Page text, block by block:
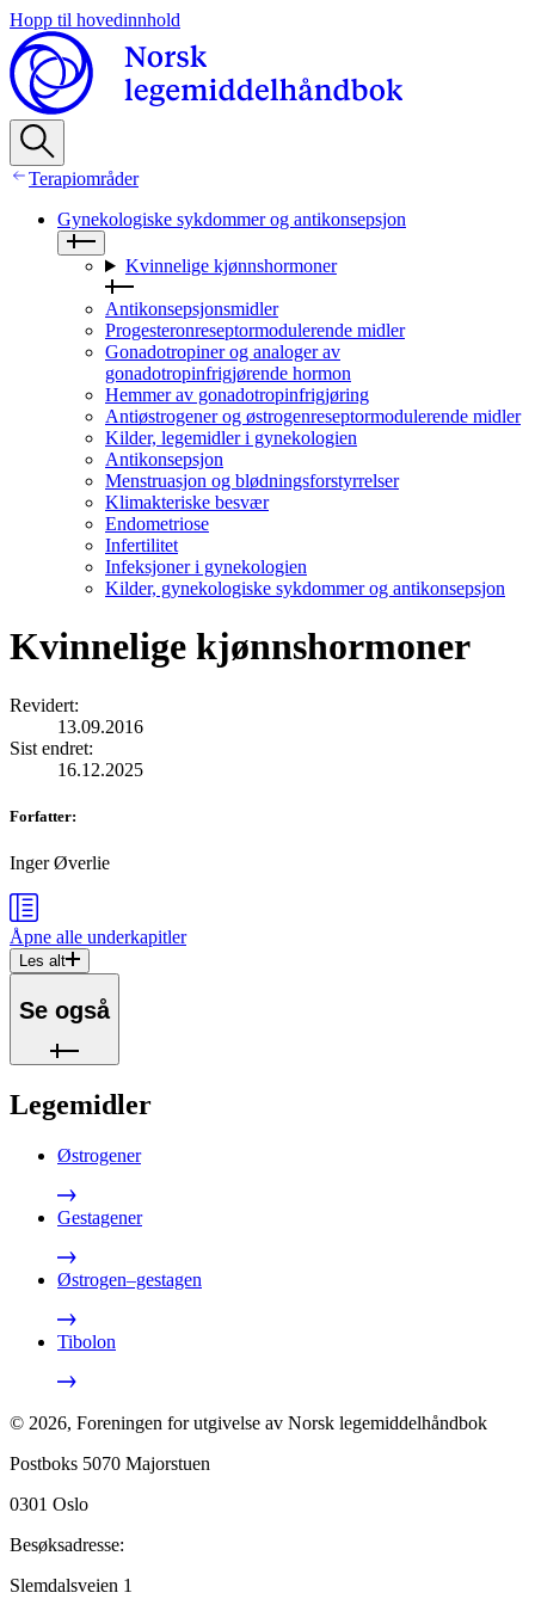
Hopp til hovedinnhold
Terapiområder
Gynekologiske sykdommer og antikonsepsjon
Kvinnelige kjønnshormoner
Antikonsepsjonsmidler
Progesteronreseptormodulerende midler
Gonadotropiner og analoger av
gonadotropinfrigjørende hormon
Hemmer av gonadotropinfrigjøring
Antiøstrogener og østrogenreseptormodulerende midler
Kilder, legemidler i gynekologien
Antikonsepsjon
Menstruasjon og blødningsforstyrrelser
Klimakteriske besvær
Endometriose
Infertilitet
Infeksjoner i gynekologien
Kilder, gynekologiske sykdommer og antikonsepsjon
Kvinnelige kjønnshormoner
Revidert:
13.09.2016
Sist endret:
16.12.2025
Forfatter:
Inger Øverlie
Åpne alle underkapitler
Les alt
Se også
Legemidler
Østrogener
Gestagener
Østrogen–gestagen
Tibolon
© 2026, Foreningen for utgivelse av Norsk legemiddelhåndbok
Postboks 5070 Majorstuen
0301 Oslo
Besøksadresse:
Slemdalsveien 1